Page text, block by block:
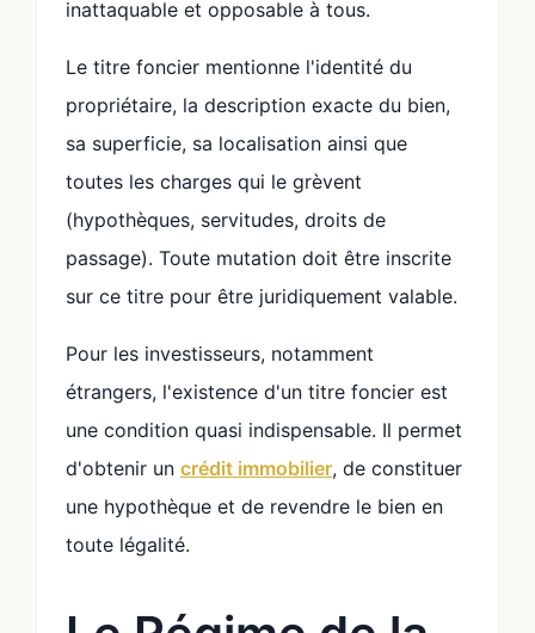
inattaquable et opposable à tous.
Le titre foncier mentionne l'identité du
propriétaire, la description exacte du bien,
sa superficie, sa localisation ainsi que
toutes les charges qui le grèvent
(hypothèques, servitudes, droits de
passage). Toute mutation doit être inscrite
sur ce titre pour être juridiquement valable.
Pour les investisseurs, notamment
étrangers, l'existence d'un titre foncier est
une condition quasi indispensable. Il permet
d'obtenir un crédit immobilier, de constituer
une hypothèque et de revendre le bien en
toute légalité.